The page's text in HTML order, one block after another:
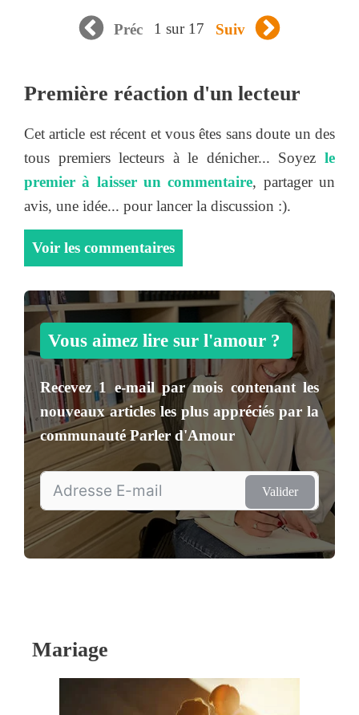
Préc 1 sur 17 Suiv
Première réaction d'un lecteur
Cet article est récent et vous êtes sans doute un des
tous premiers lecteurs à le dénicher... Soyez le
premier à laisser un commentaire, partager un
avis, une idée... pour lancer la discussion :).
Voir les commentaires
Vous aimez lire sur l'amour ?
Recevez1 e-mail par mois contenant les
nouveaux articles les plus appréciés par la
communautéParler d'Amour
Valider
Mariage